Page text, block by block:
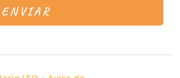
ENVIAR